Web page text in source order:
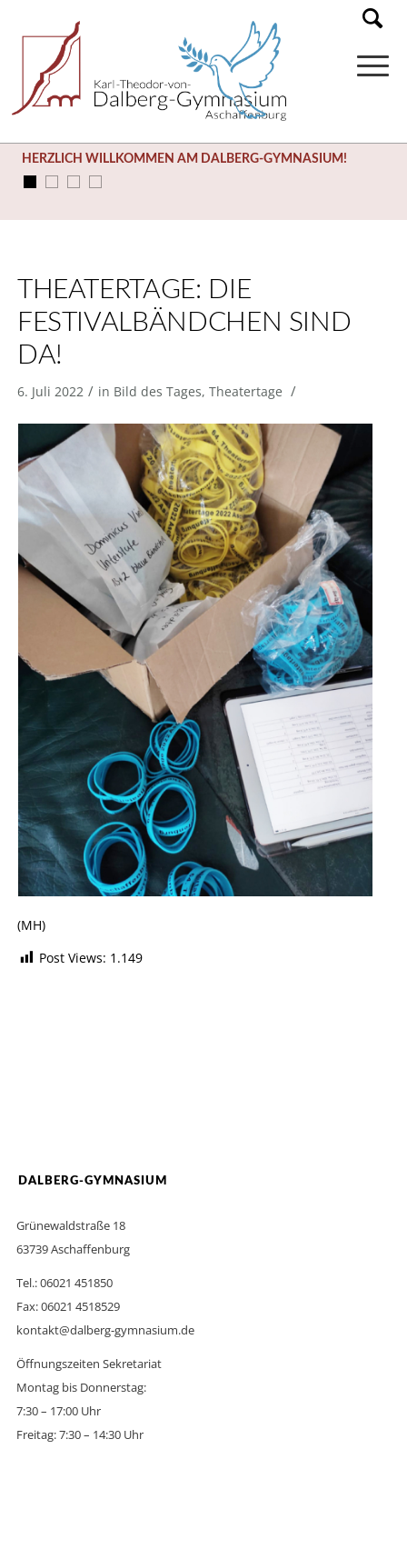
HERZLICH WILLKOMMEN AM DALBERG-GYMNASIUM!
THEATERTAGE: DIE
FESTIVALBÄNDCHEN SIND
DA!
6. Juli 2022 / in Bild des Tages, Theatertage /
(MH)
Post Views: 1.149
DALBERG-GYMNASIUM
Grünewaldstraße 18
63739 Aschaffenburg
Tel.: 06021 451850
Fax: 06021 4518529
kontakt@dalberg-gymnasium.de
Öffnungszeiten Sekretariat
Montag bis Donnerstag:
7:30 – 17:00 Uhr
Freitag: 7:30 – 14:30 Uhr